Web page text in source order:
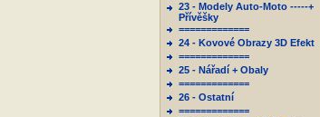
23 - Modely Auto-Moto -----+
Přívěšky
=============
24 - Kovové Obrazy 3D Efekt
=============
25 - Nářadí + Obaly
=============
26 - Ostatní
=============